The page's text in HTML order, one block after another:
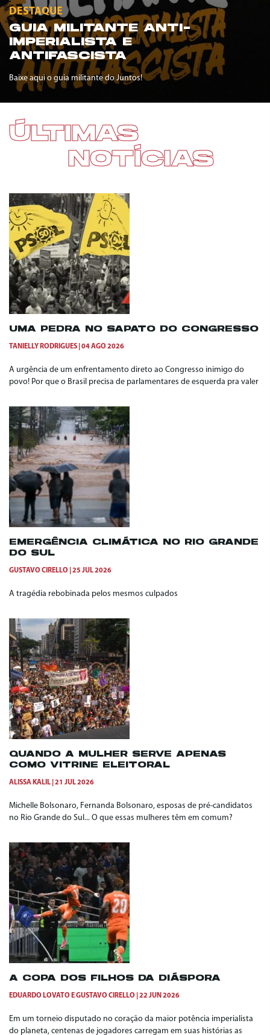
DESTAQUE
GUIA MILITANTE ANTI-
IMPERIALISTA E
ANTIFASCISTA
Baixe aqui o guia militante do Juntos!
ÚLTIMAS
NOTÍCIAS
UMA PEDRA NO SAPATO DO CONGRESSO
TANIELLY RODRIGUES 04 AGO 2026
A urgência de um enfrentamento direto ao Congresso inimigo do
povo! Por que o Brasil precisa de parlamentares de esquerda pra valer
EMERGÊNCIA CLIMÁTICA NO RIO GRANDE
DO SUL
GUSTAVO CIRELLO 25 JUL 2026
A tragédia rebobinada pelos mesmos culpados
QUANDO A MULHER SERVE APENAS
COMO VITRINE ELEITORAL
ALISSA KALIL 21 JUL 2026
Michelle Bolsonaro, Fernanda Bolsonaro, esposas de pré-candidatos
no Rio Grande do Sul... O que essas mulheres têm em comum?
A COPA DOS FILHOS DA DIÁSPORA
EDUARDO LOVATO EGUSTAVO CIRELLO 22 JUN 2026
Em um torneio disputado no coração da maior potência imperialista
do planeta, centenas de jogadores carregam em suas histórias as